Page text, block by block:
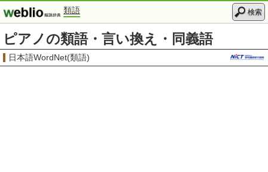
類語 検索
ピアノの類語・言い換え・同義語
日本語WordNet(類語)